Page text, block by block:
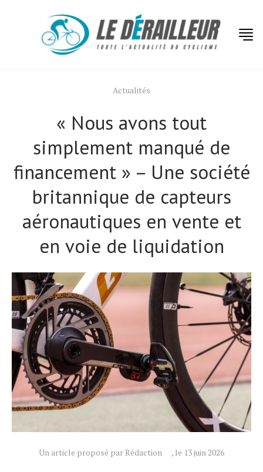
Actualités
« Nous avons tout
simplement manqué de
financement » – Une société
britannique de capteurs
aéronautiques en vente et
en voie de liquidation
Un article proposé par Rédaction , le 13 juin 2026